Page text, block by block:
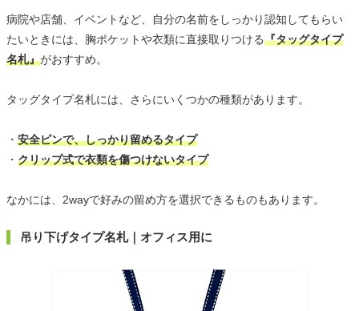
病院や店舗、イベントなど、自分の名前をしっかり認知してもらい
たいときには、胸ポケットや衣類に直接取りつける『タッグタイプ
名札』がおすすめ。
タッグタイプ名札には、さらにいくつかの種類があります。
・ 安全ピンで、しっかり留めるタイプ
・ クリップ式で衣類を傷つけないタイプ
なかには、2wayで好みの留め方を選択できるものもあります。
吊り下げタイプ名札｜オフィス用に